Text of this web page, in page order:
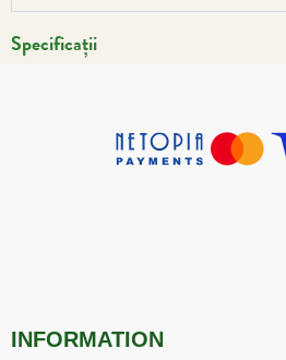
Specificații
INFORMATION